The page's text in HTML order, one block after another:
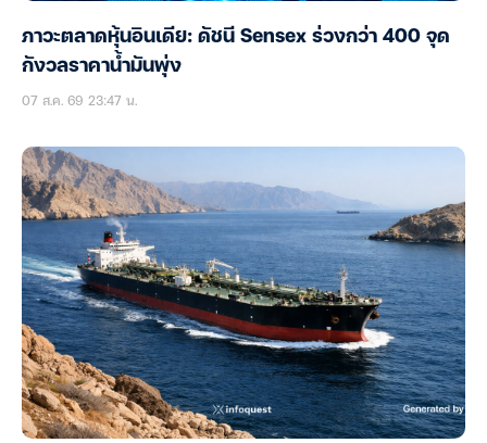
ภาวะตลาดหุ้นอินเดีย: ดัชนี Sensex ร่วงกว่า 400 จุด
กังวลราคาน้ำมันพุ่ง
07 ส.ค. 69 23:47 น.